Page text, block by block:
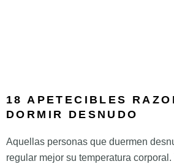
18 APETECIBLES
DORMIR DESNUDO
Aquellas personas que duermen
regular mejor su temperatura